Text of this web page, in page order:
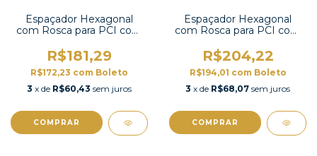
Espaçador Hexagonal
com Rosca para PCI com
R$181,29
R$172,23 com Boleto
3 x de R$60,43 sem juros
COMPRAR
Espaçador Hexagonal
com Rosca para PCI com
R$204,22
R$194,01 com Boleto
3 x de R$68,07 sem juros
COMPRAR